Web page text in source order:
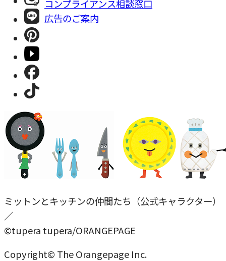
コンプライアンス相談窓⼝
広告のご案内
ミットンとキッチンの仲間たち（公式キャラクター）
／
©tupera tupera/ORANGEPAGE
Copyright© The Orangepage Inc.